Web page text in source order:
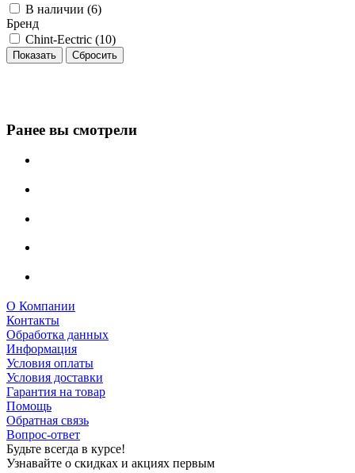
В наличии (6)
Бренд
Chint-Eectric (10)
Сбросить
Ранее вы смотрели
О Компании
Контакты
Обработка данных
Информация
Условия оплаты
Условия доставки
Гарантия на товар
Помощь
Обратная связь
Вопрос-ответ
Будьте всегда в курсе!
Узнавайте о скидках и акциях первым